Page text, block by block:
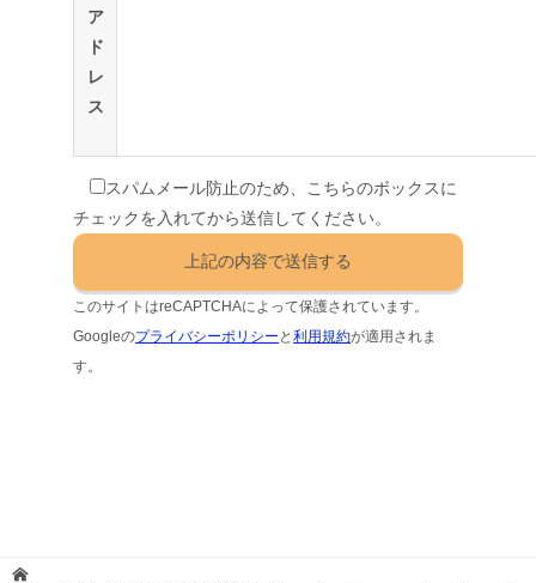
ア
ド
レ
ス
スパムメール防止のため、こちらのボックスに
チェックを入れてから送信してください。
このサイトはreCAPTCHAによって保護されています。
Googleのプライバシーポリシー と利用規約が適用されま
す。